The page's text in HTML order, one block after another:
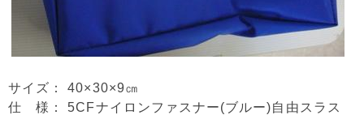
サイズ： 40×30×9㎝
仕 様： 5CFナイロンファスナー(ブルー)自由スラス